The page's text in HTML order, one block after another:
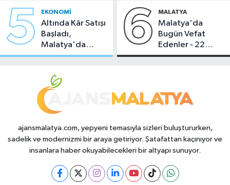
5 EKONOMI
Altında Kâr Satışı
Başladı,
Malatya'da
Makas Ne
6 MALATYA
Malatya'da
Bugün Vefat
Edenler - 22
Temmuz 2026
ajansmalatya.com, yepyeni temasıyla sizleri buluştururken,
sadelik ve modernizmi bir araya getiriyor. Şatafattan kaçınıyor ve
insanlara haber okuyabilecekleri bir altyapı sunuyor.